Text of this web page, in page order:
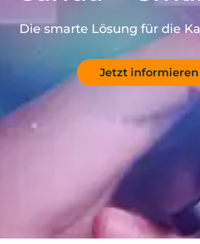
Die smarte Lösung für die
Jetzt informieren